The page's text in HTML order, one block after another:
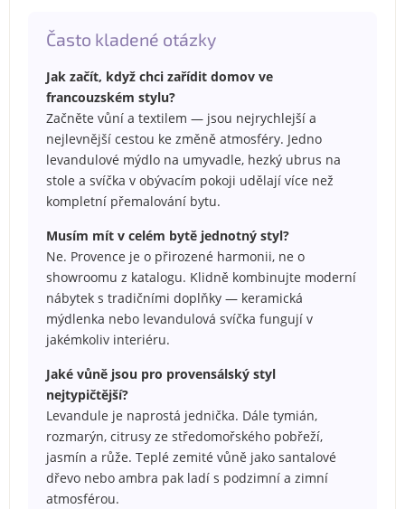
Často kladené otázky
Jak začít, když chci zařídit domov ve
francouzském stylu?
Začněte vůní a textilem — jsou nejrychlejší a
nejlevnější cestou ke změně atmosféry. Jedno
levandulové mýdlo na umyvadle, hezký ubrus na
stole a svíčka v obývacím pokoji udělají více než
kompletní přemalování bytu.
Musím mít v celém bytě jednotný styl?
Ne. Provence je o přirozené harmonii, ne o
showroomu z katalogu. Klidně kombinujte moderní
nábytek s tradičními doplňky — keramická
mýdlenka nebo levandulová svíčka fungují v
jakémkoliv interiéru.
Jaké vůně jsou pro provensálský styl
nejtypičtější?
Levandule je naprostá jednička. Dále tymián,
rozmarýn, citrusy ze středomořského pobřeží,
jasmín a růže. Teplé zemité vůně jako santalové
dřevo nebo ambra pak ladí s podzimní a zimní
atmosférou.